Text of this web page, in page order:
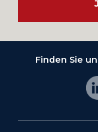
Finden Sie